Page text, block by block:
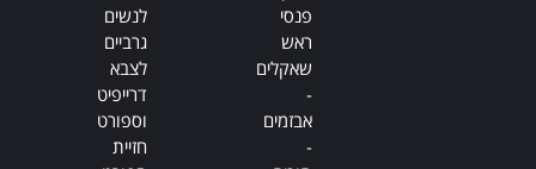
פנסי
ראש
שאקלים
-
אבזמים
-
לנשים
גרביים
לצבא
דרייפיט
וספורט
חזיית